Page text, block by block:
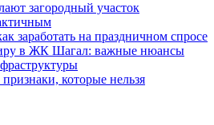
загородный участок
заработать на праздничном спросе
в ЖК Шагал: важные нюансы
которые нельзя